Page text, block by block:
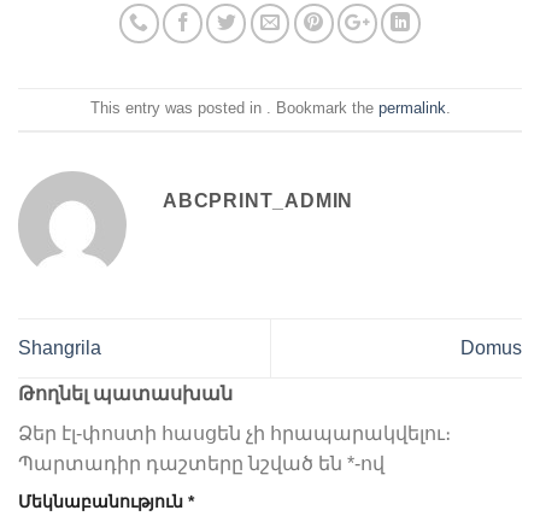
This entry was posted in . Bookmark the permalink.
ABCPRINT_ADMIN
Shangrila Domus
Թողնել պատասխան
Ձեր էլ-փոստի հասցեն չի հրապարակվելու։
Պարտադիր դաշտերը նշված են *-ով
Մեկնաբանություն *